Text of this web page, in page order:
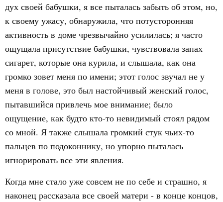
дух своей бабушки, я все пыталась забыть об этом, но,
к своему ужасу, обнаружила, что потусторонняя
активность в доме чрезвычайно усилилась; я часто
ощущала присутствие бабушки, чувствовала запах
сигарет, которые она курила, и слышала, как она
громко зовет меня по имени; этот голос звучал не у
меня в голове, это был настойчивый женский голос,
пытавшийся привлечь мое внимание; было
ощущение, как будто кто-то невидимый стоял рядом
со мной. Я также слышала громкий стук чьих-то
пальцев по подоконнику, но упорно пыталась
игнорировать все эти явления.
Когда мне стало уже совсем не по себе и страшно, я
наконец рассказала все своей матери - в конце концов,